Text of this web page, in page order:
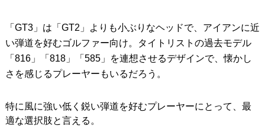
「GT3」は「GT2」よりも小ぶりなヘッドで、アイアンに近
い弾道を好むゴルファー向け。タイトリストの過去モデル
「816」「818」「585」を連想させるデザインで、懐かし
さを感じるプレーヤーもいるだろう。
特に風に強い低く鋭い弾道を好むプレーヤーにとって、最
適な選択肢と言える。